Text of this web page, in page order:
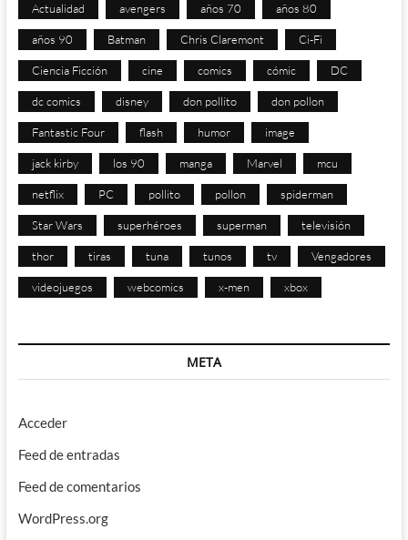
Actualidad avengers años 70 años 80
años 90 Batman Chris Claremont Ci-Fi
Ciencia Ficción cine comics cómic DC
dc comics disney don pollito don pollon
Fantastic Four flash humor image
jack kirby los 90 manga Marvel mcu
netflix PC pollito pollon spiderman
Star Wars superhéroes superman televisión
thor tiras tuna tunos tv Vengadores
videojuegos webcomics x-men xbox
META
Acceder
Feed de entradas
Feed de comentarios
WordPress.org